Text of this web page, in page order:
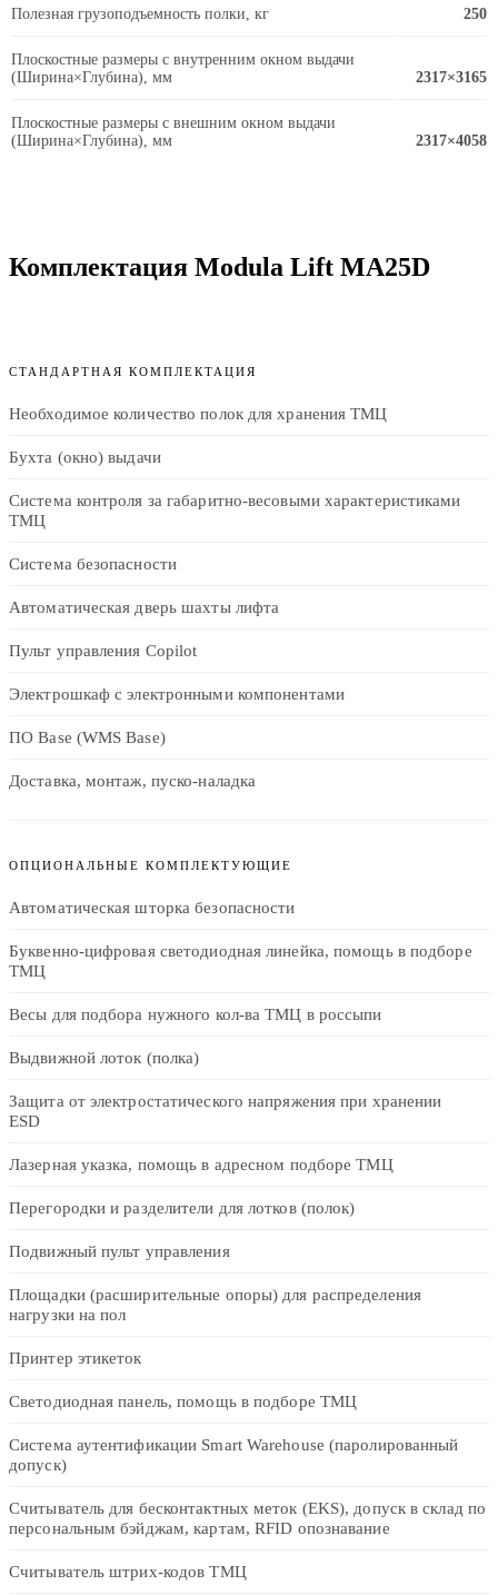
Полезная грузоподъемность полки, кг 250
Плоскостные размеры с внутренним окном выдачи
(Ширина×Глубина), мм
2317×3165
Плоскостные размеры с внешним окном выдачи
(Ширина×Глубина), мм
2317×4058
Комплектация Modula Lift MA25D
СТАНДАРТНАЯ КОМПЛЕКТАЦИЯ
Необходимое количество полок для хранения ТМЦ
Бухта (окно) выдачи
Система контроля за габаритно-весовыми характеристиками
ТМЦ
Система безопасности
Автоматическая дверь шахты лифта
Пульт управления Copilot
Электрошкаф с электронными компонентами
ПО Base (WMS Base)
Доставка, монтаж, пуско-наладка
ОПЦИОНАЛЬНЫЕ КОМПЛЕКТУЮЩИЕ
Автоматическая шторка безопасности
Буквенно-цифровая светодиодная линейка, помощь в подборе
ТМЦ
Весы для подбора нужного кол-ва ТМЦ в россыпи
Выдвижной лоток (полка)
Защита от электростатического напряжения при хранении
ESD
Лазерная указка, помощь в адресном подборе ТМЦ
Перегородки и разделители для лотков (полок)
Подвижный пульт управления
Площадки (расширительные опоры) для распределения
нагрузки на пол
Принтер этикеток
Светодиодная панель, помощь в подборе ТМЦ
Система аутентификации Smart Warehouse (паролированный
допуск)
Считыватель для бесконтактных меток (EKS), допуск в склад по
персональным бэйджам, картам, RFID опознавание
Считыватель штрих-кодов ТМЦ